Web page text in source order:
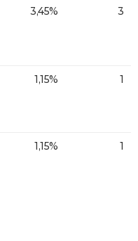
3,45% 3
1,15% 1
1,15% 1